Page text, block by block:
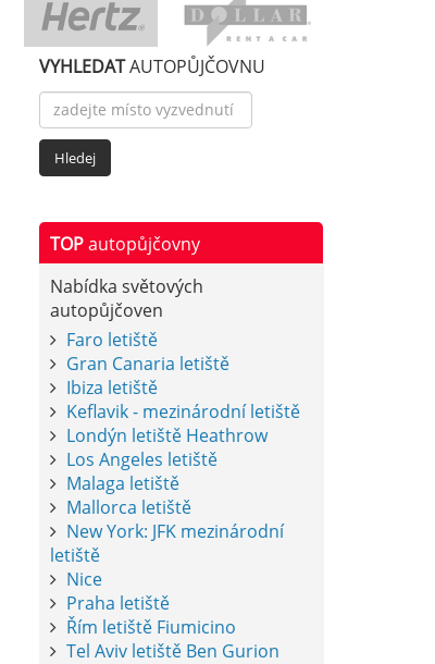
VYHLEDATAUTOPŮJČOVNU
TOPautopůjčovny
Nabídka světových
autopůjčoven
Faro letiště
Gran Canaria letiště
Ibiza letiště
Keflavik - mezinárodní letiště
Londýn letiště Heathrow
Los Angeles letiště
Malaga letiště
Mallorca letiště
New York: JFK mezinárodní
letiště
Nice
Praha letiště
Řím letiště Fiumicino
Tel Aviv letiště Ben Gurion